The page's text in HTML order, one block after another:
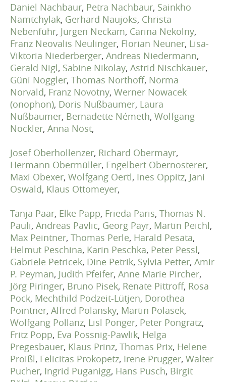
Daniel Nachbaur, Petra Nachbaur, Sainkho
Namtchylak, Gerhard Naujoks, Christa
Nebenführ, Jürgen Neckam, Carina Nekolny,
Franz Neovalis Neulinger, Florian Neuner, Lisa-
Viktoria Niederberger, Andreas Niedermann,
Gerald Nigl, Sabine Nikolay, Astrid Nischkauer,
Güni Noggler, Thomas Northoff, Norma
Norvald, Franz Novotny, Werner Nowacek
(onophon), Doris Nußbaumer, Laura
Nußbaumer, Bernadette Németh, Wolfgang
Nöckler, Anna Nöst,
Josef Oberhollenzer, Richard Obermayr,
Hermann Obermüller, Engelbert Obernosterer,
Maxi Obexer, Wolfgang Oertl, Ines Oppitz, Jani
Oswald, Klaus Ottomeyer,
Tanja Paar, Elke Papp, Frieda Paris, Thomas N.
Pauli, Andreas Pavlic, Georg Payr, Martin Peichl,
Max Peintner, Thomas Perle, Harald Pesata,
Helmut Peschina, Karin Peschka, Peter Pessl,
Gabriele Petricek, Dine Petrik, Sylvia Petter, Amir
P. Peyman, Judith Pfeifer, Anne Marie Pircher,
Jörg Piringer, Bruno Pisek, Renate Pittroff, Rosa
Pock, Mechthild Podzeit-Lütjen, Dorothea
Pointner, Alfred Polansky, Martin Polasek,
Wolfgang Pollanz, Lisl Ponger, Peter Pongratz,
Fritz Popp, Eva Possnig-Pawlik, Helga
Pregesbauer, Klaus Prinz, Thomas Prix, Helene
Proißl, Felicitas Prokopetz, Irene Prugger, Walter
Pucher, Ingrid Puganigg, Hans Pusch, Birgit